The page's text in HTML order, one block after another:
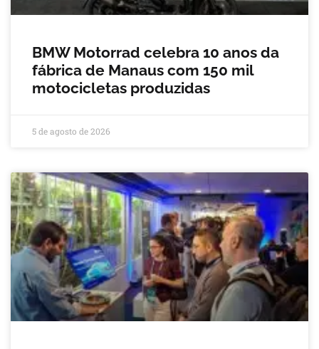
BMW Motorrad celebra 10 anos da
fábrica de Manaus com 150 mil
motocicletas produzidas
5 de agosto de 2026